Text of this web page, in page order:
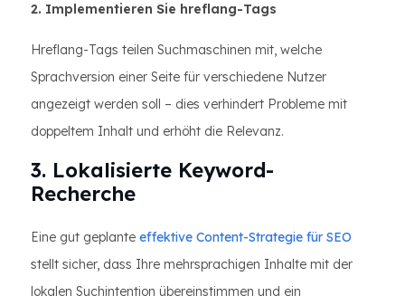
2. Implementieren Sie hreflang-Tags
Hreflang-Tags teilen Suchmaschinen mit, welche
Sprachversion einer Seite für verschiedene Nutzer
angezeigt werden soll – dies verhindert Probleme mit
doppeltem Inhalt und erhöht die Relevanz.
3. Lokalisierte Keyword-
Recherche
Eine gut geplante effektive Content-Strategie für SEO
stellt sicher, dass Ihre mehrsprachigen Inhalte mit der
lokalen Suchintention übereinstimmen und ein